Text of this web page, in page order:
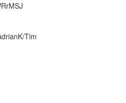
Tim